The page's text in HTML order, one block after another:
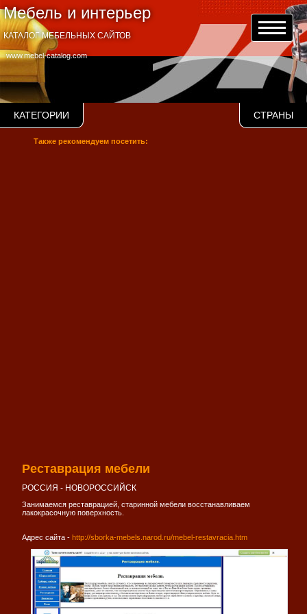
Мебель и интерьер
www.mebel-catalog.com
КАТАЛОГ МЕБЕЛЬНЫХ САЙТОВ
КАТЕГОРИИ СТРАНЫ
Также рекомендуем посетить:
Реставрация мебели
РОССИЯ - НОВОРОССИЙСК
Занимаемся реставрацией, старинной мебели восстанавливаем
лакокрасочную поверхность.
Адрес сайта - http://sborka-mebels.narod.ru/mebel-restavracia.htm